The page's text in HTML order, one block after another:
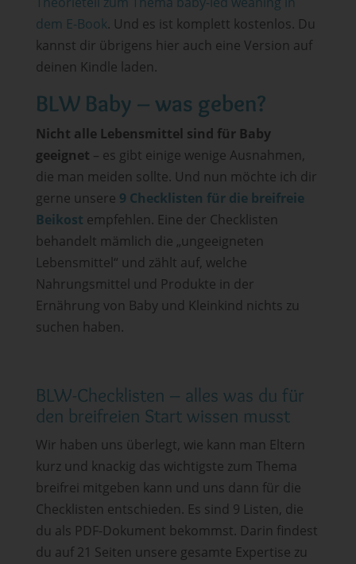
dem E-Book. Und es ist komplett kostenlos. Du
kannst dir übrigens hier auch eine Version auf
deinen Kindle laden.
BLW Baby – was geben?
Nicht alle Lebensmittel sind für Baby
geeignet – es gibt einige wenige Ausnahmen,
die man meiden sollte. Und nun möchte ich dir
gerne unsere 9 Checklisten für die breifreie
Beikost empfehlen. Eine der Checklisten
behandelt mämlich die „ungeeigneten
Lebensmittel“ und zählt auf, welche
Nahrungsmittel und Produkte in der
Ernährung von Baby und Kleinkind nichts zu
suchen haben.
BLW-Checklisten – alles was du für
den breifreien Start wissen musst
Wir haben uns überlegt, wie kann man Eltern
kurz und knackig das wichtigste zum Thema
breifrei mitgeben kann und uns dann für die
Checklisten entschieden. Es sind 9 Listen, die
du als PDF-Dokument bekommst. Darin findest
du auf 21 Seiten unsere gesamte Expertise zu